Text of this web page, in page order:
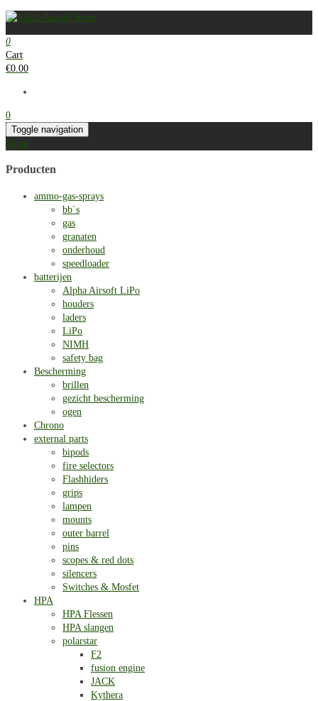
0
Cart
€0.00
0
Toggle navigation
Menu
Producten
ammo-gas-sprays
bb`s
gas
granaten
onderhoud
speedloader
batterijen
Alpha Airsoft LiPo
houders
laders
LiPo
NIMH
safety bag
Bescherming
brillen
gezicht bescherming
ogen
Chrono
external parts
bipods
fire selectors
Flashhiders
grips
lampen
mounts
outer barrel
pins
scopes & red dots
silencers
Switches & Mosfet
HPA
HPA Flessen
HPA slangen
polarstar
F2
fusion engine
JACK
Kythera